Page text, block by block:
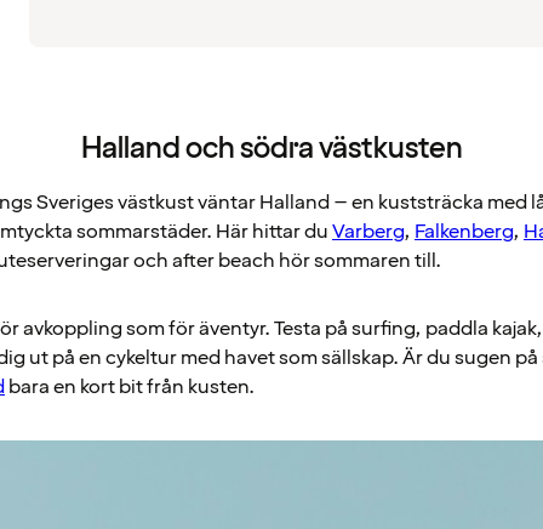
Halland och södra västkusten
Sveriges västkust väntar Halland – en kuststräcka med
sommarstäder. Här hittar duVarberg, Falkenberg,
och after beach hör sommaren till.
avkoppling som för äventyr. Testa på surfing, paddla
ut på en cykeltur med havet som sällskap. Är du sugen
bara en kort bit från kusten.